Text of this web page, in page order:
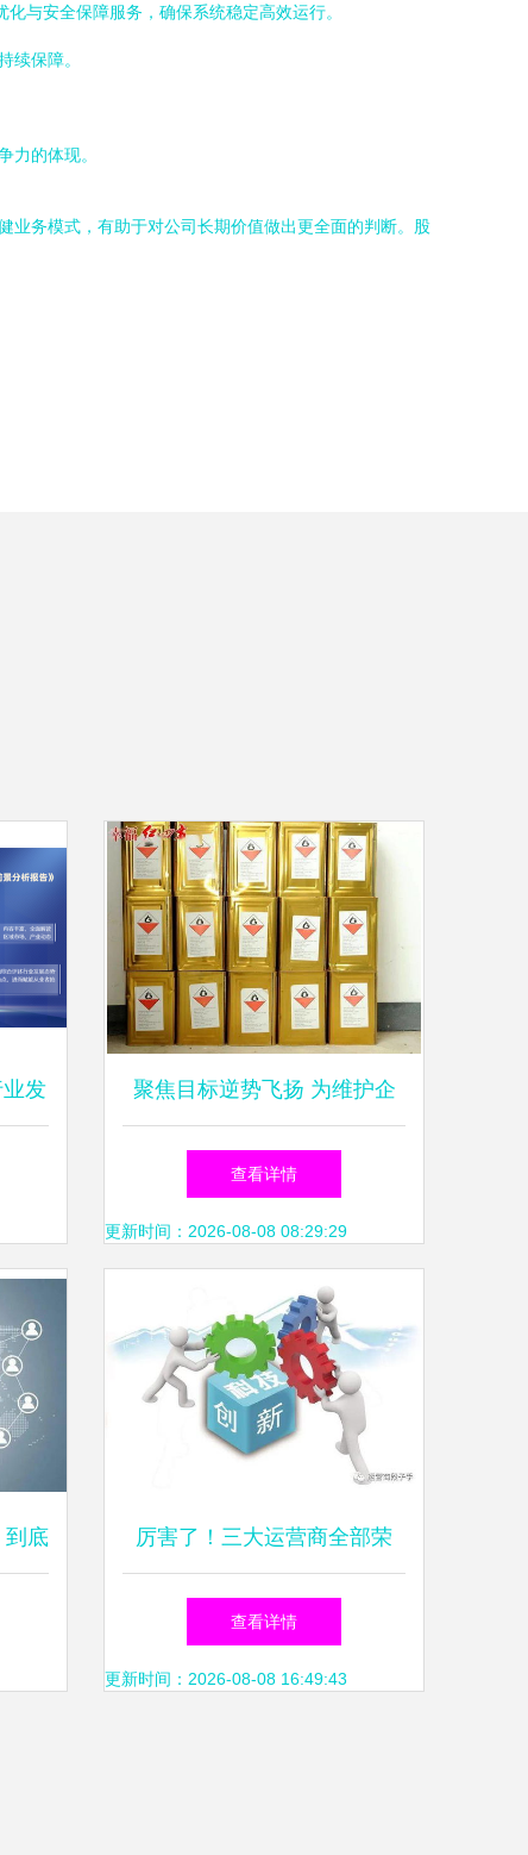
与安全保障服务，确保系统稳定高效运行。
续保障。
力的体现。
业务模式，有助于对公司长期价值做出更全面的判断。股
发
景
聚焦目标逆势飞扬 为维护企
业经营秩序和资金运转而不懈
努力丨中盐红四方上半年各产
品实现销量增长 运营及维护
查看详情
更新时间：2026-08-08 08:29:29
到底
谈
厉害了！三大运营商全部荣
获“科技创新突出贡献企业”，
运营维护实现新突破
查看详情
更新时间：2026-08-08 16:49:43